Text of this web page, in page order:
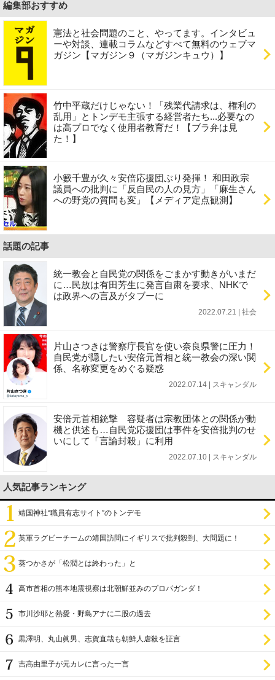
編集部おすすめ
憲法と社会問題のこと、やってます。インタビュ
ーや対談、連載コラムなどすべて無料のウェブマ
ガジン【マガジン９（マガジンキュウ）】
竹中平蔵だけじゃない！「残業代請求は、権利の
乱用」とトンデモ主張する経営者たち...必要なの
は高プロでなく使用者教育だ！【ブラ弁は見
た！】
小籔千豊が久々安倍応援団ぶり発揮！ 和田政宗
議員への批判に「反自民の人の見方」「麻生さん
への野党の質問も変」【メディア定点観測】
話題の記事
統一教会と自民党の関係をごまかす動きがいまだ
に…民放は有田芳生に発言自粛を要求、NHKで
は政界への言及がタブーに
2022.07.21 | 社会
片山さつきは警察庁長官を使い奈良県警に圧力！
自民党が隠したい安倍元首相と統一教会の深い関
係、名称変更をめぐる疑惑
2022.07.14 | スキャンダル
安倍元首相銃撃 容疑者は宗教団体との関係が動
機と供述も…自民党応援団は事件を安倍批判のせ
いにして「言論封殺」に利用
2022.07.10 | スキャンダル
人気記事ランキング
靖国神社“職員有志サイト”のトンデモ
英軍ラグビーチームの靖国訪問にイギリスで批判殺到、大問題に！
葵つかさが「松潤とは終わった」と
高市首相の熊本地震視察は北朝鮮並みのプロパガンダ！
市川沙耶と熱愛・野島アナに二股の過去
黒澤明、丸山眞男、志賀直哉も朝鮮人虐殺を証言
吉高由里子が元カレに言った一言